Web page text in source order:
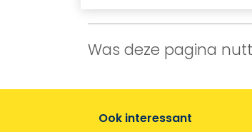
Was deze pagina
Ook interessant